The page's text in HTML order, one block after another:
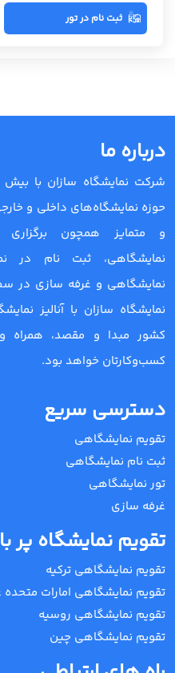
ثبت نام در تور
درباره ما
حوزه نمایشگاه‌های داخلی و
و متمایز همچون برگزاری
نمایشگاهی، ثبت نام در
نمایشگاهی و غرفه سازی در
نمایشگاه سازان با آنالیز
کشور مبدا و مقصد، همراه
کسب‌وکارتان خواهد بود.
دسترسی سریع
تقویم نمایشگاهی
ثبت نام نمایشگاهی
تور نمایشگاهی
غرفه سازی
تقویم نمایشگاه پر
تقویم نمایشگاهی ترکیه
تقویم نمایشگاهی امارات متحده
تقویم نمایشگاهی روسیه
تقویم نمایشگاهی چین